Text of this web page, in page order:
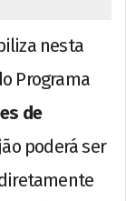
nesta
Programa
de
poderá ser